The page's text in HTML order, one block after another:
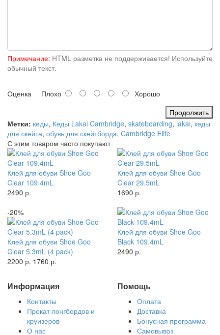
Примечание: HTML разметка не поддерживается! Используйте
обычный текст.
Оценка Плохо
Хорошо
Продолжить
Метки: кеды, Кеды Lakai Cambridge, skateboarding, lakai, кеды
для скейта, обувь для скейтборда, Cambridge Elite
С этим товаром часто покупают
Клей для обуви Shoe Goo
Clear 109.4mL
2490 р.
Клей для обуви Shoe Goo
Clear 29.5mL
1690 р.
-20%
Клей для обуви Shoe Goo
Clear 5.3mL (4 pack)
2200 р. 1760 р.
Клей для обуви Shoe Goo
Black 109.4mL
2490 р.
Информация
Контакты
Прокат лонгбордов и
круизеров
О нас
Помощь
Оплата
Доставка
Бонусная программа
Самовывоз